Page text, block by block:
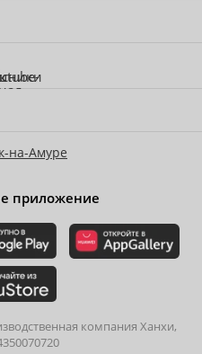
на-Амуре
приложение
компания Ханхи,